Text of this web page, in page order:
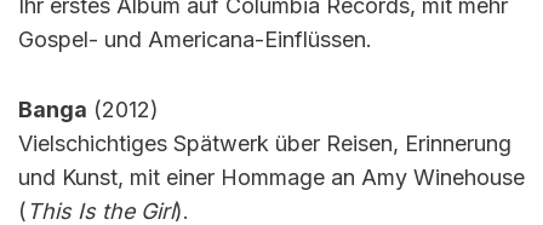
Gospel- und Americana-Einflüssen.
Banga (2012)
Vielschichtiges Spätwerk über Reisen, Erinnerung
und Kunst, mit einer Hommage an Amy Winehouse
( This Is the Girl).